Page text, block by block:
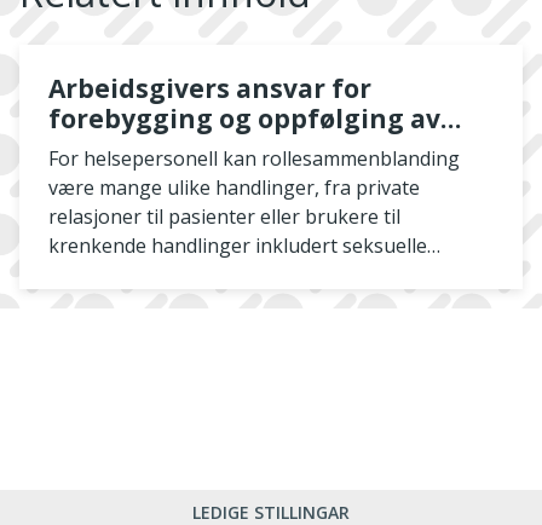
Arbeidsgivers ansvar for
forebygging og oppfølging av
rollesammenblanding
For helsepersonell kan rollesammenblanding
være mange ulike handlinger, fra private
relasjoner til pasienter eller brukere til
krenkende handlinger inkludert seksuelle
LEDIGE STILLINGAR